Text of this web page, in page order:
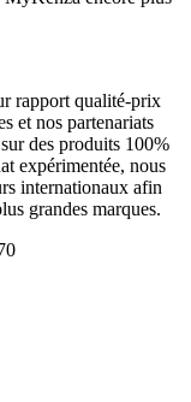
rapport qualité-prix
et nos partenariats
des produits 100%
expérimentée, nous
internationaux afin
grandes marques.